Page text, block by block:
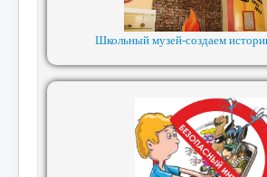
Школьный музей-создаем